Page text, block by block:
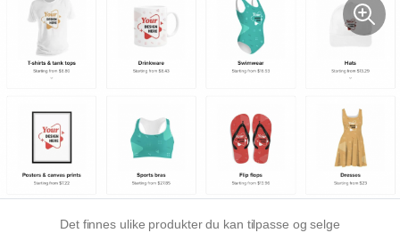
Det finnes ulike produkter du kan tilpasse og selge